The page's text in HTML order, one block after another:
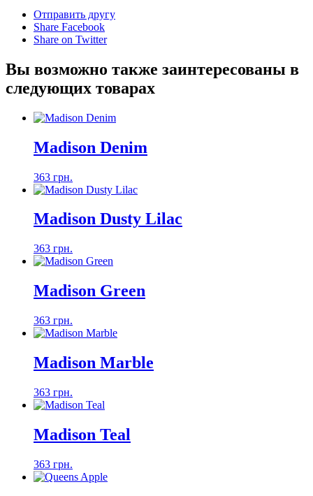
Отправить другу
Share Facebook
Share on Twitter
Вы возможно также заинтересованы в
следующих товарах
Madison Denim
363 грн.
Madison Dusty Lilac
363 грн.
Madison Green
363 грн.
Madison Marble
363 грн.
Madison Teal
363 грн.